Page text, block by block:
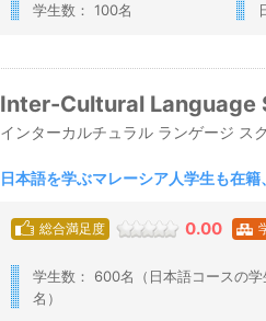
学生数： 100名
Inter-Cultural Language
インターカルチュラル ランゲージ ス
日本語を学ぶマレーシア人学生も在
総合満足度 0.00
学生数： 600名（日本語コースの
名）